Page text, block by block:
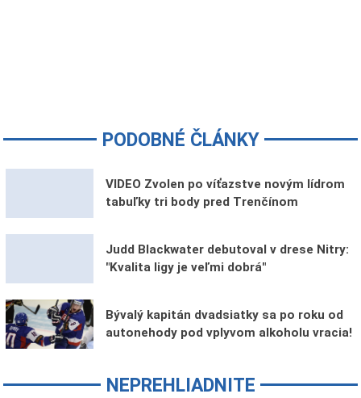
PODOBNÉ ČLÁNKY
VIDEO Zvolen po víťazstve novým lídrom
tabuľky tri body pred Trenčínom
Judd Blackwater debutoval v drese Nitry:
"Kvalita ligy je veľmi dobrá"
Bývalý kapitán dvadsiatky sa po roku od
autonehody pod vplyvom alkoholu vracia!
NEPREHLIADNITE